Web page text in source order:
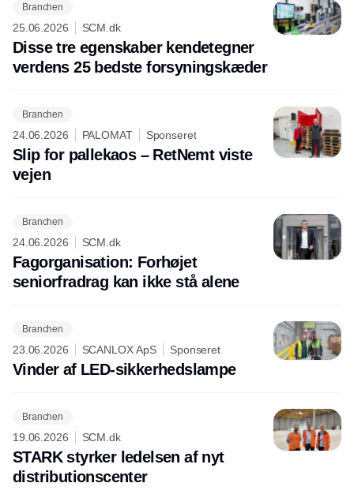
Branchen
25.06.2026 SCM.dk
Disse tre egenskaber kendetegner
verdens 25 bedste forsyningskæder
Branchen
24.06.2026 PALOMAT Sponseret
Slip for pallekaos – RetNemt viste
vejen
Branchen
24.06.2026 SCM.dk
Fagorganisation: Forhøjet
seniorfradrag kan ikke stå alene
Branchen
23.06.2026 SCANLOX ApS Sponseret
Vinder af LED-sikkerhedslampe
Branchen
19.06.2026 SCM.dk
STARK styrker ledelsen af nyt
distributionscenter